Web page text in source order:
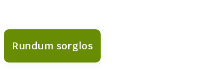
Rundum sorglos